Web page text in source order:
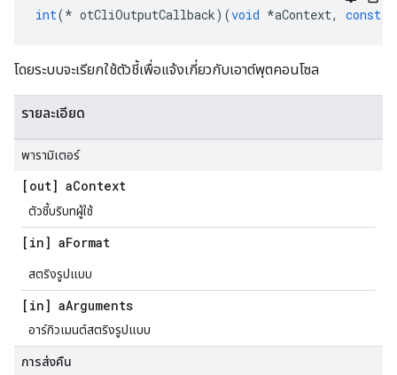
int(* otCliOutputCallback)(void *aContext, const
โดยระบบจะเรียกใช้ตัวชี้เพื่อแจ้งเกี่ยวกับเอาต์พุตคอนโซล
รายละเอียด
พารามิเตอร์
[out] aContext
ตัวชี้บริบทผู้ใช้
[in] aFormat
สตริงรูปแบบ
[in] aArguments
อาร์กิวเมนต์สตริงรูปแบบ
การส่งคืน